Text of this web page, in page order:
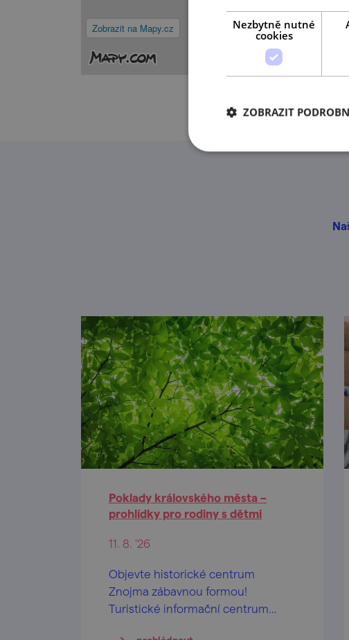
Zobrazit na Mapy.cz
Poklady královského města –
prohlídky pro rodiny s dětmi
11. 8. '26
Objevte historické centrum
Znojma zábavnou formou!
Turistické informační centrum
Nezbytně nutné
cookies
ZOBRAZIT